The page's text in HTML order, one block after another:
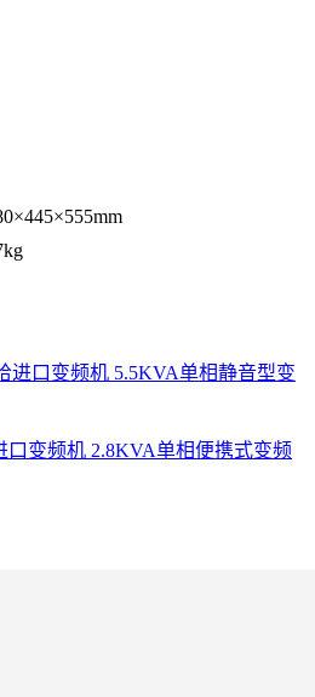
进口变频机 5.5KVA单相静音型变
口变频机 2.8KVA单相便携式变频